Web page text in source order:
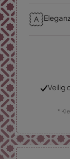
Veilig
*